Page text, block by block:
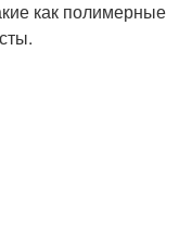
как полимерные